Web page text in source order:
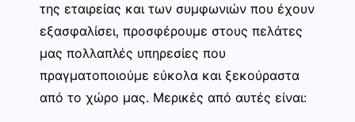
της εταιρείας και των συμφωνιών που έχουν
εξασφαλίσει, προσφέρουμε στους πελάτες
μας πολλαπλές υπηρεσίες που
πραγματοποιούμε εύκολα και ξεκούραστα
από το χώρο μας. Μερικές από αυτές είναι: